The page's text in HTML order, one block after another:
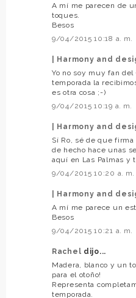
A mí me parecen de
toques.
Besos
9/04/2015 10:18 a. m.
| Harmony and
Yo no soy muy fan del
temporada la
es otra cosa ;-)
9/04/2015 10:19 a. m.
| Harmony and
Sí Ro, sé de que
de hecho hace unas
aquí en Las Palmas y
9/04/2015 10:20 a. m.
| Harmony and
A mí me parece un
Besos
9/04/2015 10:21 a. m.
Rachel dijo...
Madera, blanco y un
para el otoño!
Representa
temporada.